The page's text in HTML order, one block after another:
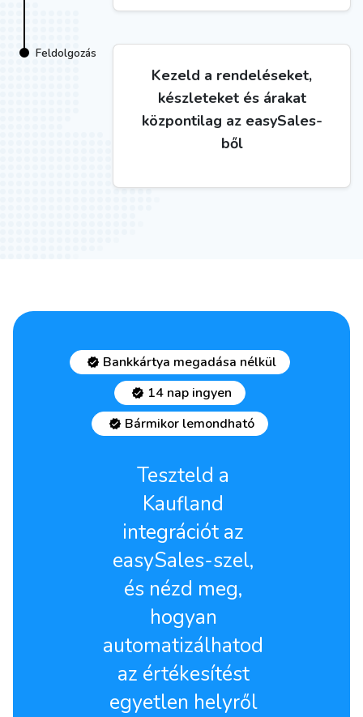
Feldolgozás
Kezeld a rendeléseket,
készleteket és árakat
központilag az easySales-
ből
Bankkártya megadása nélkül
14 nap ingyen
Bármikor lemondható
Teszteld a
Kaufland
integrációt az
easySales-szel,
és nézd meg,
hogyan
automatizálhatod
az értékesítést
egyetlen helyről